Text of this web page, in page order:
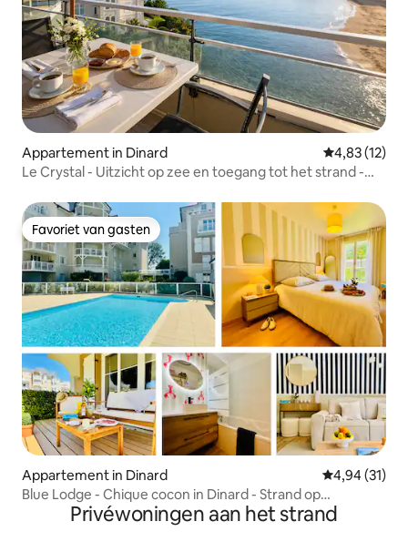
Appartement in Dinard Gemiddelde
4,83 (12)
Le Crystal - Uitzicht op zee en toegang tot het strand -
Favoriet van gasten
Favoriet van gasten
Appartement in Dinard Gemiddelde
4,94 (31)
Blue Lodge - Chique cocon in Dinard - Strand op
loopafstandPrivéwoningen aan het strand